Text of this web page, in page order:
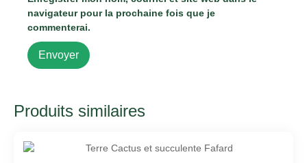
navigateur pour la prochaine fois que je
commenterai.
Produits similaires